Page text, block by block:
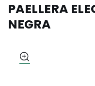
PAELLERA
NEGRA